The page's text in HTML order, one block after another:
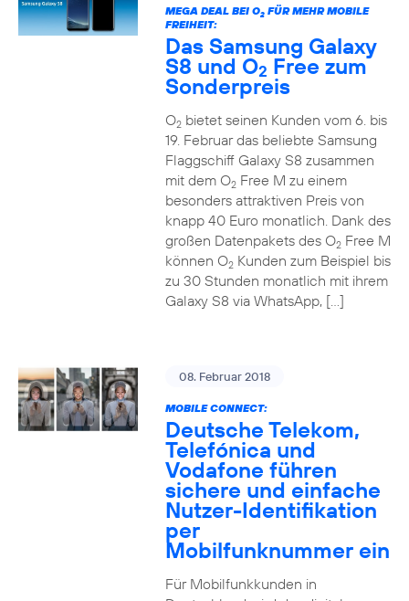
MEGA DEAL BEI O2FÜR MEHR MOBILE
FREIHEIT:
Das Samsung Galaxy
S8 und O2 Free zum
Sonderpreis
O2bietet seinen Kunden vom 6. bis
19. Februar das beliebte Samsung
Flaggschiff Galaxy S8 zusammen
mit dem O2Free M zu einem
besonders attraktiven Preis von
knapp 40 Euro monatlich. Dank des
großen Datenpakets des O2Free M
können O2Kunden zum Beispiel bis
zu 30 Stunden monatlich mit ihrem
Galaxy S8 via WhatsApp, […]
08. Februar 2018
MOBILE CONNECT:
Deutsche Telekom,
Telefónica und
Vodafone führen
sichere und einfache
Nutzer-Identifikation
per
Mobilfunknummer ein
Für Mobilfunkkunden in